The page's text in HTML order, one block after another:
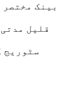
بینک